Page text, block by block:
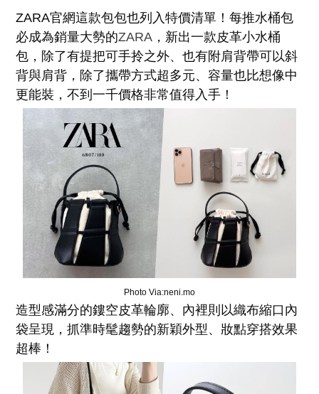
ZARA官網這款包包也列入特價清單！每推水桶包
必成為銷量大勢的ZARA ，新出一款皮革小水桶
包，除了有提把可手拎之外、也有附肩背帶可以斜
背與肩背，除了攜帶方式超多元、容量也比想像中
更能裝，不到一千價格非常值得入手！
Photo Via:neni.mo
造型感滿分的鏤空皮革輪廓、內裡則以織布縮口內
袋呈現，抓準時髦趨勢的新穎外型、妝點穿搭效果
超棒！